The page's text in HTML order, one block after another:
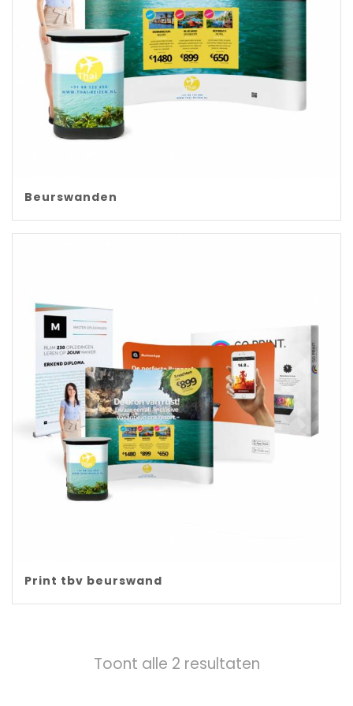
Beurswanden
Print tbv beurswand
Toont alle 2 resultaten